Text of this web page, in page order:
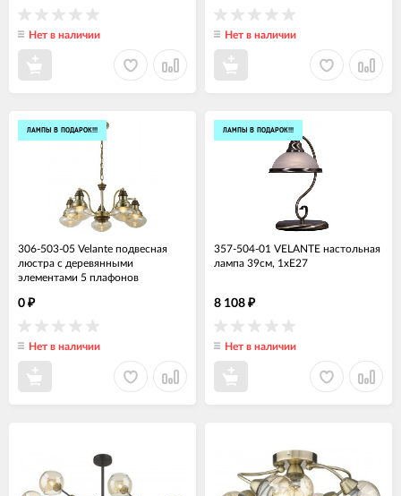
Нет в наличии Нет в наличии
ЛАМПЫ В ПОДАРОК!!!
306-503-05 Velante подвесная
люстра с деревянными
элементами 5 плафонов
0 ₽
Нет в наличии
ЛАМПЫ В ПОДАРОК!!!
357-504-01 VELANTE настольная
лампа 39см, 1хЕ27
8 108 ₽
Нет в наличии